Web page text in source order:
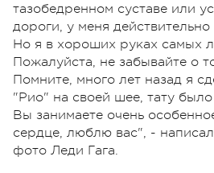
тазобедренном суставе или
дороги, у меня
Но я в хороших руках самых
Пожалуйста, не забывайте о
Помните, много лет назад я
"Рио" на своей шее, тату
Вы занимаете очень
сердце, люблю вас", -
фото Леди Гага.